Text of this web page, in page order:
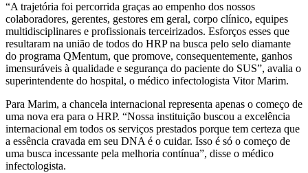
“A trajetória foi percorrida graças ao empenho dos nossos
colaboradores, gerentes, gestores em geral, corpo clínico, equipes
multidisciplinares e profissionais terceirizados. Esforços esses que
resultaram na união de todos do HRP na busca pelo selo diamante
do programa QMentum, que promove, consequentemente, ganhos
imensuráveis à qualidade e segurança do paciente do SUS”, avalia o
superintendente do hospital, o médico infectologista Vitor Marim.
Para Marim, a chancela internacional representa apenas o começo de
uma nova era para o HRP. “Nossa instituição buscou a excelência
internacional em todos os serviços prestados porque tem certeza que
a essência cravada em seu DNA é o cuidar. Isso é só o começo de
uma busca incessante pela melhoria contínua”, disse o médico
infectologista.